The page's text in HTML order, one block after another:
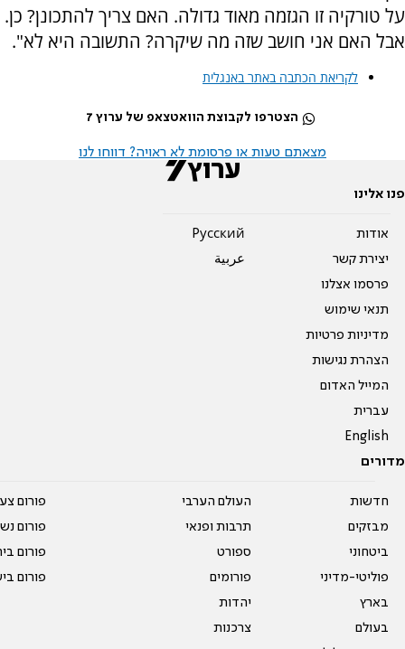
על טורקיה זו הגזמה מאוד גדולה. האם צריך להתכונן? כן.
אבל האם אני חושב שזה מה שיקרה? התשובה היא לא".
לקריאת הכתבה באתר באנגלית
הצטרפו לקבוצת הוואטצאפ של ערוץ 7
מצאתם טעות או פרסומת לא ראויה? דווחו לנו
פנו אלינו
אודות
יצירת קשר
פרסמו אצלנו
תנאי שימוש
מדיניות פרטיות
הצהרת נגישות
המייל האדום
עברית
English
Pусский
عربية
מדורים
חדשות
מבזקים
ביטחוני
פוליטי-מדיני
בארץ
בעולם
העולם הערבי
תרבות ופנאי
ספורט
פורומים
יהדות
צרכנות
פורום
פורום
פורום
פורום